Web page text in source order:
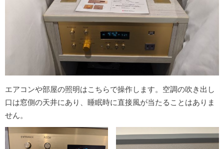
エアコンや部屋の照明はこちらで操作します。空調の吹き出し
口は窓側の天井にあり、睡眠時に直接風が当たることはありま
せん。